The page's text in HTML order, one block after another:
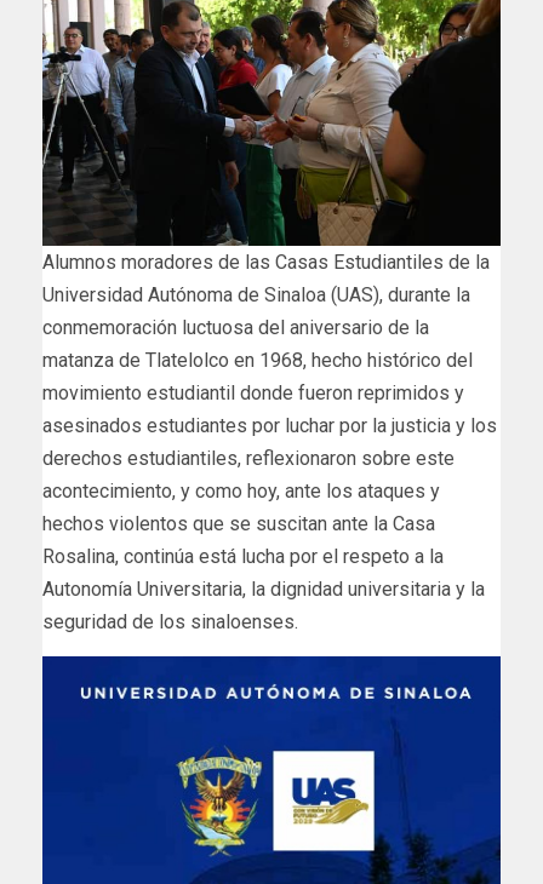
Alumnos moradores de las Casas Estudiantiles de la
Universidad Autónoma de Sinaloa (UAS), durante la
conmemoración luctuosa del aniversario de la
matanza de Tlatelolco en 1968, hecho histórico del
movimiento estudiantil donde fueron reprimidos y
asesinados estudiantes por luchar por la justicia y los
derechos estudiantiles, reflexionaron sobre este
acontecimiento, y como hoy, ante los ataques y
hechos violentos que se suscitan ante la Casa
Rosalina, continúa está lucha por el respeto a la
Autonomía Universitaria, la dignidad universitaria y la
seguridad de los sinaloenses.